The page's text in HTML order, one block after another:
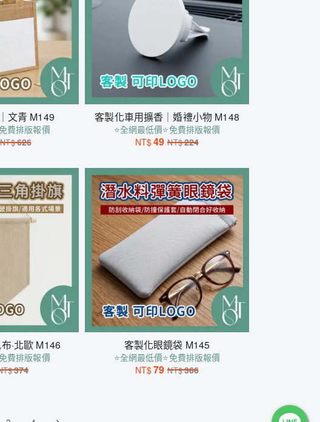
文青 M149
費排版報價
NT$626
客製化車用擴香｜婚禮小物 M148
⭐全網最低價⭐免費排版報價
NT$49 NT$224
·北歐 M146
費排版報價
374
客製化眼鏡袋 M145
⭐全網最低價⭐免費排版報價
NT$79 NT$366